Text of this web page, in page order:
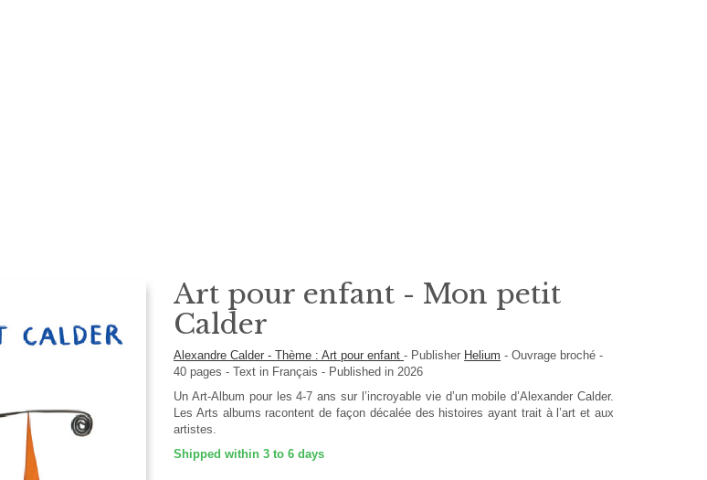
Art pour enfant - Mon petit
Calder
Alexandre Calder - Thème : Art pour enfant- Publisher Helium -Ouvrage broché-
40pages -Text in Français- Published in 2026
Un Art-Album pour les 4-7 ans sur l’incroyable vie d’un mobile d’Alexander Calder.
Les Arts albums racontent de façon décalée des histoires ayant trait à l’art et aux
artistes.
Shipped within 3 to 6 days